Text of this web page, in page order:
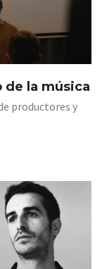
de la música
productores y